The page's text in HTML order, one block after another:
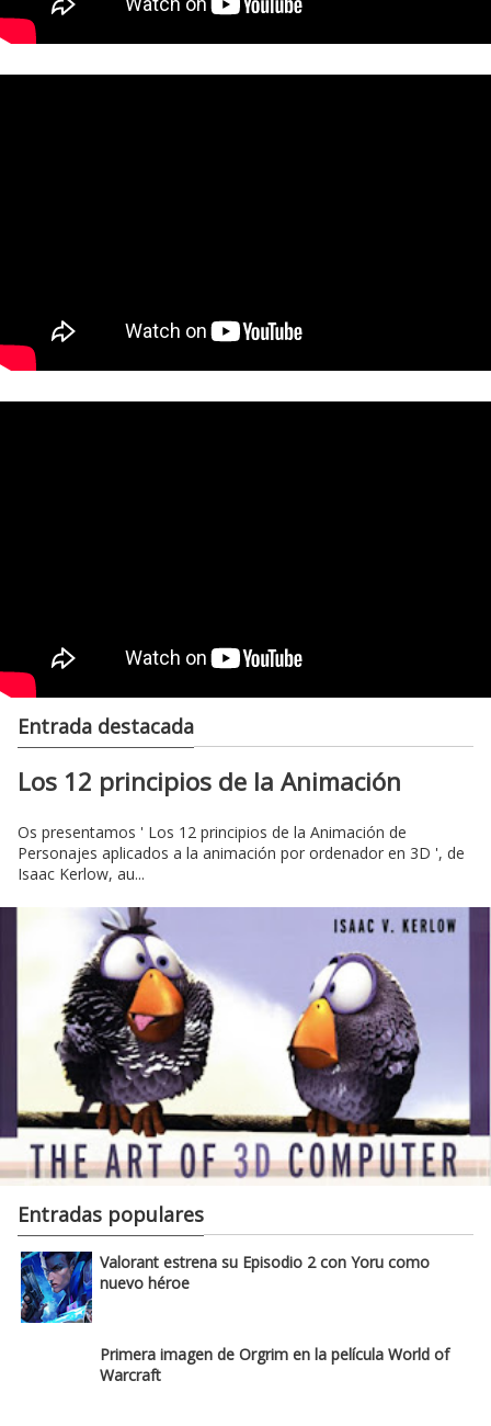
Entrada destacada
Los 12 principios de la Animación
Os presentamos ' Los 12 principios de la Animación de
Personajes aplicados a la animación por ordenador en 3D ', de
Isaac Kerlow, au...
Entradas populares
Valorant estrena su Episodio 2 con Yoru como
nuevo héroe
Primera imagen de Orgrim en la película World of
Warcraft